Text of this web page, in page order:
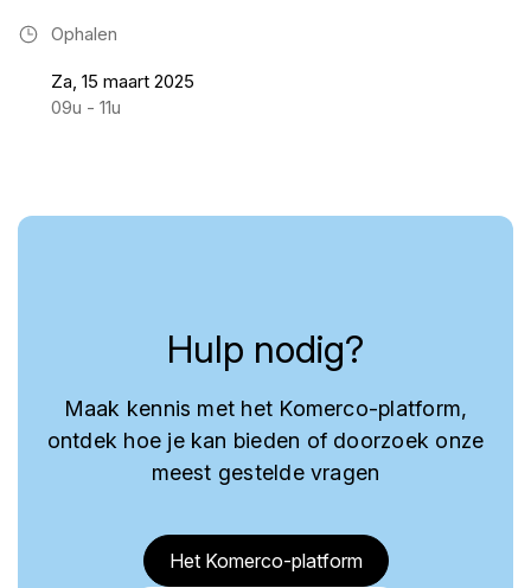
Ophalen
Za, 15 maart 2025
09u - 11u
Hulp nodig?
Maak kennis met het Komerco-platform,
ontdek hoe je kan bieden of doorzoek onze
meest gestelde vragen
Het Komerco-platform